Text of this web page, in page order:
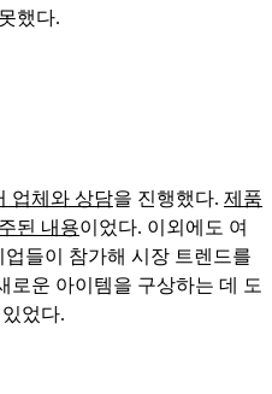
했다.
업체와 상담을 진행했다. 제품
된 내용이었다. 이외에도 여
업들이 참가해 시장 트렌드를
로운 아이템을 구상하는 데 도
었다.